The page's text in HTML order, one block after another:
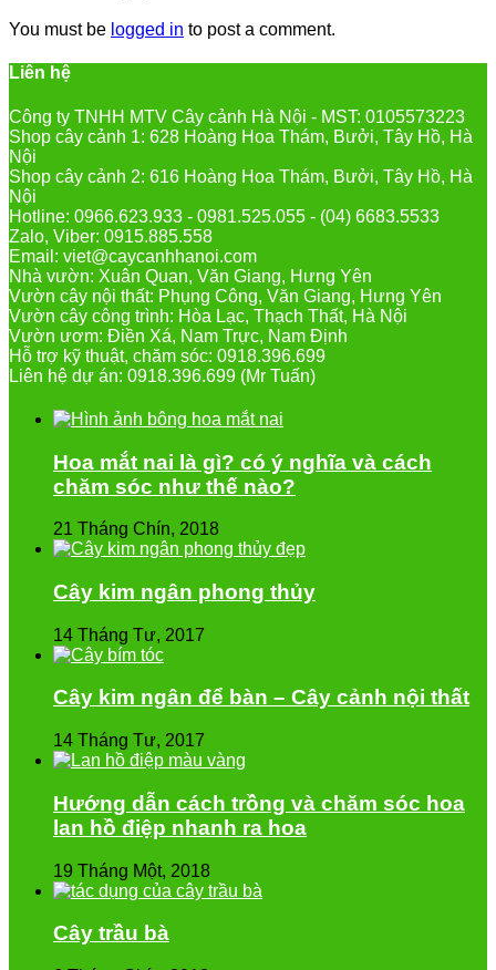
You must be logged in to post a comment.
Liên hệ
Công ty TNHH MTV Cây cảnh Hà Nội - MST: 0105573223
Shop cây cảnh 1: 628 Hoàng Hoa Thám, Bưởi, Tây Hồ, Hà
Nội
Shop cây cảnh 2: 616 Hoàng Hoa Thám, Bưởi, Tây Hồ, Hà
Nội
Hotline: 0966.623.933 - 0981.525.055 - (04) 6683.5533
Zalo, Viber: 0915.885.558
Email: viet@caycanhhanoi.com
Nhà vườn: Xuân Quan, Văn Giang, Hưng Yên
Vườn cây nội thất: Phụng Công, Văn Giang, Hưng Yên
Vườn cây công trình: Hòa Lạc, Thạch Thất, Hà Nội
Vườn ươm: Điền Xá, Nam Trực, Nam Định
Hỗ trợ kỹ thuật, chăm sóc: 0918.396.699
Liên hệ dự án: 0918.396.699 (Mr Tuấn)
Hoa mắt nai là gì? có ý nghĩa và cách
chăm sóc như thế nào?
21 Tháng Chín, 2018
Cây kim ngân phong thủy
14 Tháng Tư, 2017
Cây kim ngân để bàn – Cây cảnh nội thất
14 Tháng Tư, 2017
Hướng dẫn cách trồng và chăm sóc hoa
lan hồ điệp nhanh ra hoa
19 Tháng Một, 2018
Cây trầu bà